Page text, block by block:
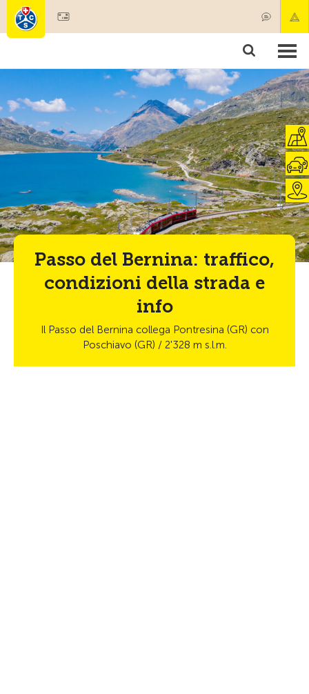
Societariato & prestazioni
Passo del Bernina: traffico,
condizioni della strada e
info
Il Passo del Bernina collega Pontresina (GR) con
Poschiavo (GR) / 2'328 m s.l.m.